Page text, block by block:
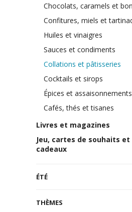
Chocolats, caramels et
Confitures, miels et
Huiles et vinaigres
Sauces et condiments
Collations et pâtisseries
Cocktails et sirops
Épices et assaisonnements
Cafés, thés et tisanes
Livres et magazines
Jeu, cartes de souhaits
cadeaux
ÉTÉ
THÈMES